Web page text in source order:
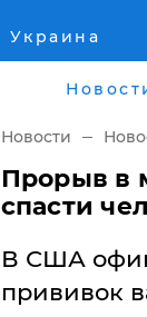
Украина
Новости
Прорыв в
спасти
В США
прививок